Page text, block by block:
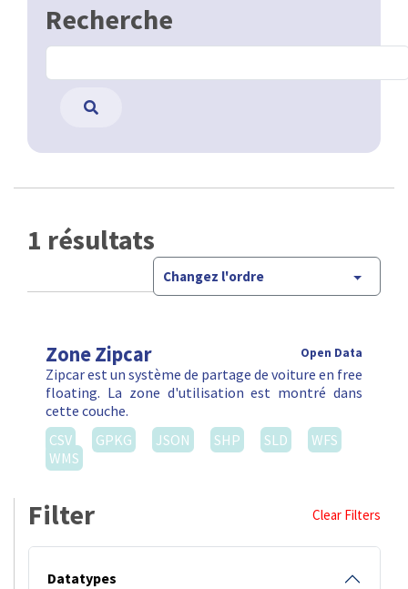
Recherche
1 résultats
Changez l'ordre
Zone Zipcar Open Data
Zipcar est un système de partage de voiture en free
floating. La zone d'utilisation est montré dans
cette couche.
CSV
GPKG JSON SHP SLD
WFS
WMS
Filter Clear Filters
Datatypes